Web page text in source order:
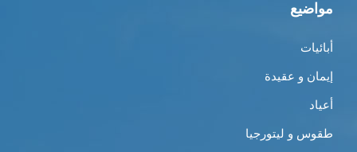
مواضيع
أبائيات
إيمان و عقيدة
أعياد
طقوس و ليتورجيا